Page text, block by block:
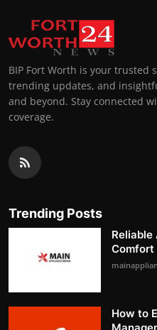
BIP Fort Worth is your trusted
trending updates, and
and beyond. Stay connected
coverage.
Trending Posts
Reliable
Comfort
How to